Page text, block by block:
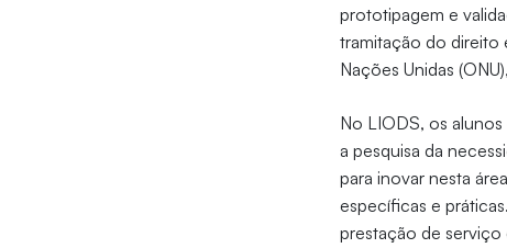
prototipagem e
tramitação do direito
Nações Unidas
No LIODS, os
a pesquisa da
para inovar nesta
específicas e
prestação de serviço